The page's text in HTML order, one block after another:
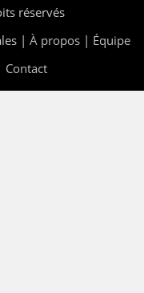
réservés
| À propos | Équipe
Contact